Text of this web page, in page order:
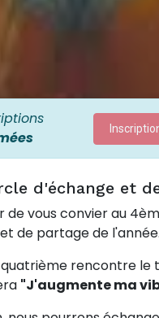
d'échange et
de vous convier au
de partage de l'année.
rencontre le
"J'augmente ma